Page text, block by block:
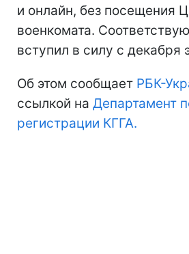
и онлайн, без посещения
военкомата.
вступил в силу с декабря
Об этом сообщает РБК-
ссылкой на Департамент
регистрации КГГА.